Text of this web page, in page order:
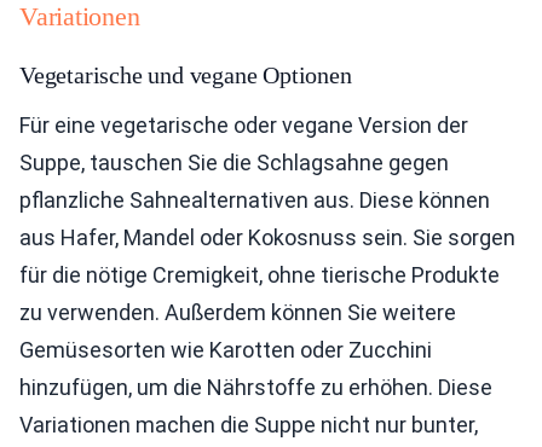
Variationen
Vegetarische und vegane Optionen
Für eine vegetarische oder vegane Version der
Suppe, tauschen Sie die Schlagsahne gegen
pflanzliche Sahnealternativen aus. Diese können
aus Hafer, Mandel oder Kokosnuss sein. Sie sorgen
für die nötige Cremigkeit, ohne tierische Produkte
zu verwenden. Außerdem können Sie weitere
Gemüsesorten wie Karotten oder Zucchini
hinzufügen, um die Nährstoffe zu erhöhen. Diese
Variationen machen die Suppe nicht nur bunter,